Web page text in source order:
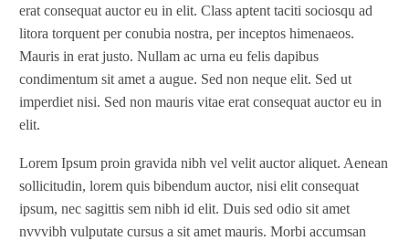
erat consequat auctor eu in elit. Class aptent taciti sociosqu ad
litora torquent per conubia nostra, per inceptos himenaeos.
Mauris in erat justo. Nullam ac urna eu felis dapibus
condimentum sit amet a augue. Sed non neque elit. Sed ut
imperdiet nisi. Sed non mauris vitae erat consequat auctor eu in
elit.
Lorem Ipsum proin gravida nibh vel velit auctor aliquet. Aenean
sollicitudin, lorem quis bibendum auctor, nisi elit consequat
ipsum, nec sagittis sem nibh id elit. Duis sed odio sit amet
nvvvibh vulputate cursus a sit amet mauris. Morbi accumsan